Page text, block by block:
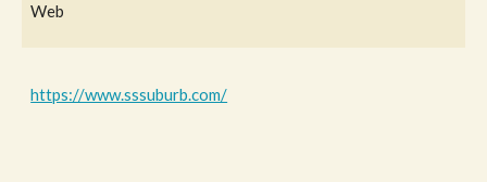
Web
https://www.sssuburb.com/